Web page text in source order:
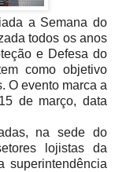
a Semana do
todos os anos
e Defesa do
como objetivo
O evento marca a
de março, data
na sede do
lojistas da
superintendência